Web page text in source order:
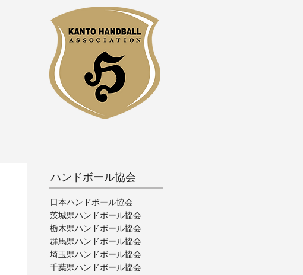
ハンドボール協会
日本ハンドボール協会
茨城県ハンドボール協会
栃木県ハンドボール協会
群馬県ハンドボール協会
埼玉県ハンドボール協会
千葉県ハンドボール協会